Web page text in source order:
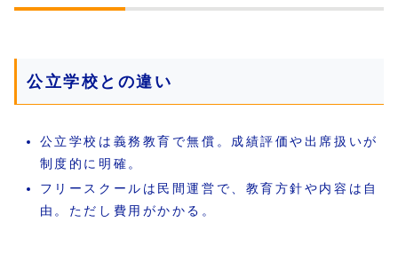
公立学校との違い
公立学校は義務教育で無償。成績評価や出席扱いが
制度的に明確。
フリースクールは民間運営で、教育方針や内容は自
由。ただし費用がかかる。